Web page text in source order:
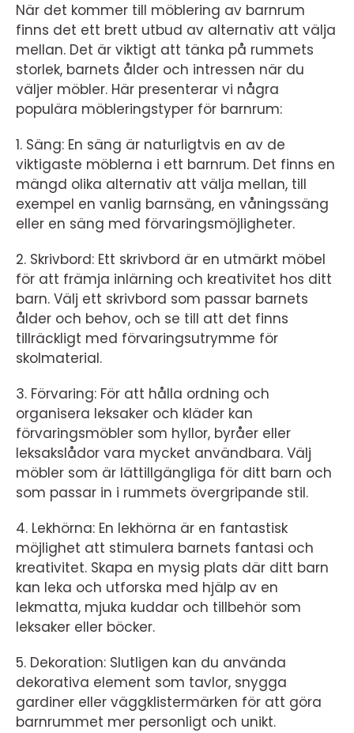
När det kommer till möblering av barnrum
finns det ett brett utbud av alternativ att välja
mellan. Det är viktigt att tänka på rummets
storlek, barnets ålder och intressen när du
väljer möbler. Här presenterar vi några
populära möbleringstyper för barnrum:
1. Säng: En säng är naturligtvis en av de
viktigaste möblerna i ett barnrum. Det finns en
mängd olika alternativ att välja mellan, till
exempel en vanlig barnsäng, en våningssäng
eller en säng med förvaringsmöjligheter.
2. Skrivbord: Ett skrivbord är en utmärkt möbel
för att främja inlärning och kreativitet hos ditt
barn. Välj ett skrivbord som passar barnets
ålder och behov, och se till att det finns
tillräckligt med förvaringsutrymme för
skolmaterial.
3. Förvaring: För att hålla ordning och
organisera leksaker och kläder kan
förvaringsmöbler som hyllor, byråer eller
leksakslådor vara mycket användbara. Välj
möbler som är lättillgängliga för ditt barn och
som passar in i rummets övergripande stil.
4. Lekhörna: En lekhörna är en fantastisk
möjlighet att stimulera barnets fantasi och
kreativitet. Skapa en mysig plats där ditt barn
kan leka och utforska med hjälp av en
lekmatta, mjuka kuddar och tillbehör som
leksaker eller böcker.
5. Dekoration: Slutligen kan du använda
dekorativa element som tavlor, snygga
gardiner eller väggklistermärken för att göra
barnrummet mer personligt och unikt.